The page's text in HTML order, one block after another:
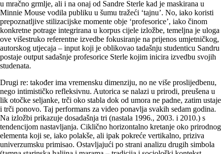
u mračno grmlje, ali i na onaj od Sandre Sterle kad je maskirana u
Minnie Mouse vodila publiku u šumu tražeći ‘tajnu’. No, iako koristi
prepoznatljive stilizacijske momente obje ‘profesorice’, iako činom
konkretne potrage integrirana u korpus cijele izložbe, temeljna je uloga
ove višestruko referentne izvedbe fokusiranje na prijenos umjetničkog,
autorskog utjecaja – input koji je oblikovao tadašnju studenticu Sandru
postaje output sadašnje profesorice Sterle kojim inicira izvedbu svojih
studenata.
Drugi re: također ima vremensku dimenziju, no ne više proslijedbenu,
nego intimističko refleksivnu. Autorica se nalazi u prirodi, preušena u
lik otočke seljanke, trči oko stabla dok od umora ne padne, zatim ustaje
i trči ponovo. Taj performans za video ponavlja svakih sedam godina.
Na izložbi prikazuje dosadašnja tri (nastala 1996., 2003. i 2010.) s
tendencijom nastavljanja. Ciklično horizontalno kretanje oko prirodnog
elementa koji se, iako polakše, ali ipak pokreće vertikalno, priziva
univerzumsku primisao. Ostav­ljajući po strani analizu drugih simbola